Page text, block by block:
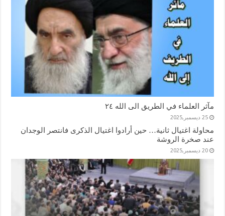
مآثر العلماء في الطريق الى الله ٢٤
25 ديسمبر,2025
محاولة اغتيال ثانية… حين أرادوا اغتيال الذكرى فانتصر الوجدان
عند صخرة الروشة
20 ديسمبر,2025